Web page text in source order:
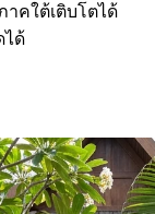
าคใต้เติบโตได้
ได้